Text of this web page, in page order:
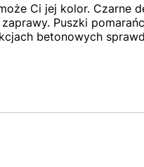
Ci jej kolor. Czarne
Puszki
betonowych